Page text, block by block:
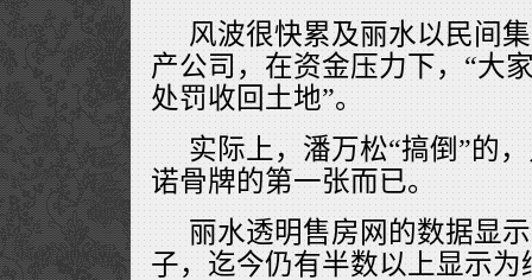
风波很快累及丽水以民间
产公司，在资金压力下，“大
处罚收回土地”。
实际上，潘万松“搞倒”的
诺骨牌的第一张而已。
丽水透明售房网的数据显
子，迄今仍有半数以上显示为